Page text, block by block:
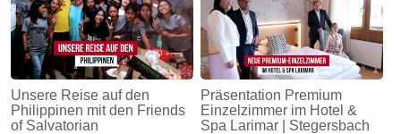
Unsere Reise auf den
Philippinen mit den Friends
of Salvatorian
Präsentation Premium
Einzelzimmer im Hotel &
Spa Larimar | Stegersbach